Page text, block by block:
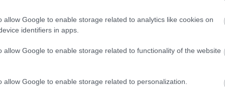
allow Google to enable storage related to analytics like cookies on
identifiers in apps.
allow Google to enable storage related to functionality of the website
allow Google to enable storage related to personalization.